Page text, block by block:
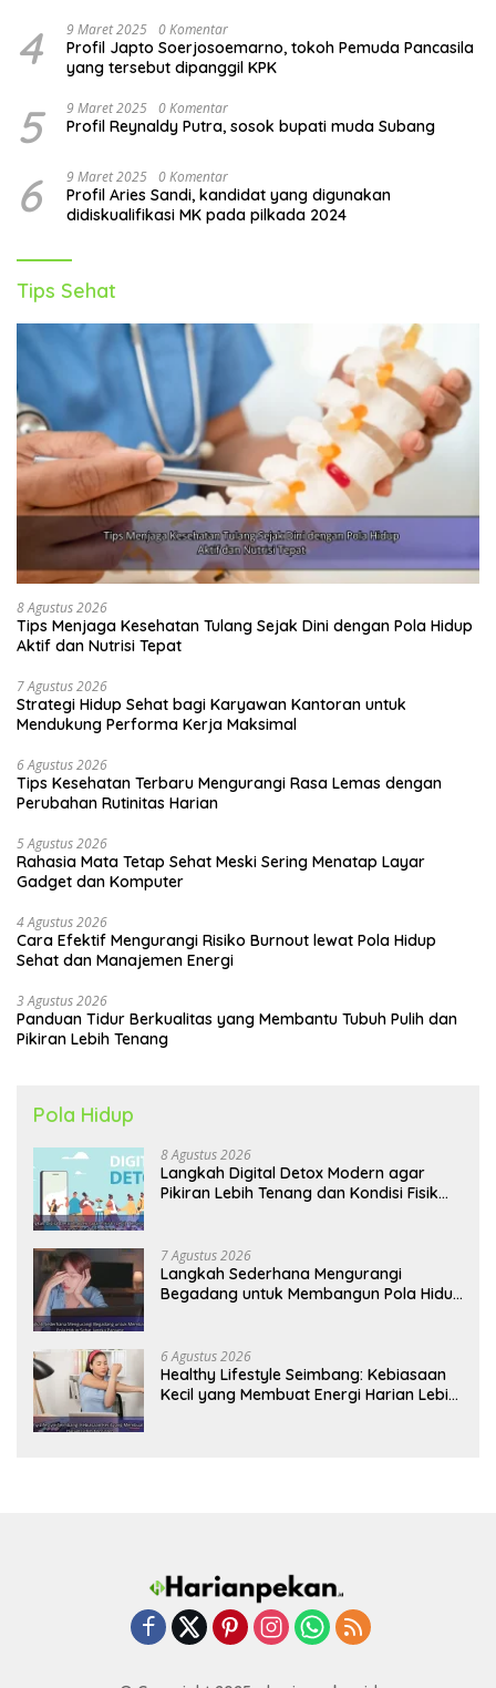
4 9 Maret 2025 0 Komentar
Profil Japto Soerjosoemarno, tokoh Pemuda Pancasila
yang tersebut dipanggil KPK
5 9 Maret 2025 0 Komentar
Profil Reynaldy Putra, sosok bupati muda Subang
6 9 Maret 2025 0 Komentar
Profil Aries Sandi, kandidat yang digunakan
didiskualifikasi MK pada pilkada 2024
Tips Sehat
8 Agustus 2026
Tips Menjaga Kesehatan Tulang Sejak Dini dengan Pola Hidup
Aktif dan Nutrisi Tepat
7 Agustus 2026
Strategi Hidup Sehat bagi Karyawan Kantoran untuk
Mendukung Performa Kerja Maksimal
6 Agustus 2026
Tips Kesehatan Terbaru Mengurangi Rasa Lemas dengan
Perubahan Rutinitas Harian
5 Agustus 2026
Rahasia Mata Tetap Sehat Meski Sering Menatap Layar
Gadget dan Komputer
4 Agustus 2026
Cara Efektif Mengurangi Risiko Burnout lewat Pola Hidup
Sehat dan Manajemen Energi
3 Agustus 2026
Panduan Tidur Berkualitas yang Membantu Tubuh Pulih dan
Pikiran Lebih Tenang
Pola Hidup
8 Agustus 2026
Langkah Digital Detox Modern agar
Pikiran Lebih Tenang dan Kondisi Fisik
7 Agustus 2026
Langkah Sederhana Mengurangi
Begadang untuk Membangun Pola Hidup
6 Agustus 2026
Healthy Lifestyle Seimbang: Kebiasaan
Kecil yang Membuat Energi Harian Lebih